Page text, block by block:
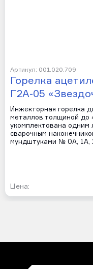
Артикул: 001.020.709
Горелка
Г2А-05
Инжекторная горелка
металлов толщиной до
укомплектована одним
сварочным
мундштуками № 0А, 1А,
Цена: